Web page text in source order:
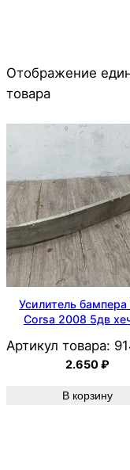
Отображение
товара
Усилитель бампера
Corsa 2008 5дв
Артикул товара:
2.650₽
В корзину